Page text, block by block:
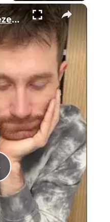
×
Weltbestes Rezept für vegane Bolognese #shorts